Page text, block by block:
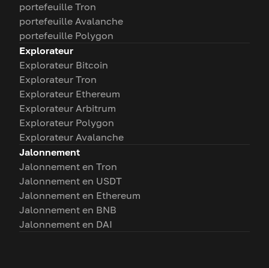
portefeuille Tron
portefeuille Avalanche
portefeuille Polygon
Explorateur
Explorateur Bitcoin
Explorateur Tron
Explorateur Ethereum
Explorateur Arbitrum
Explorateur Polygon
Explorateur Avalanche
Jalonnement
Jalonnement en Tron
Jalonnement en USDT
Jalonnement en Ethereum
Jalonnement en BNB
Jalonnement en DAI